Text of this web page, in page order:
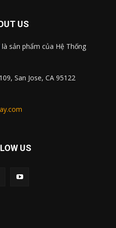
US
là sản phẩm của Hệ Thống
San Jose, CA 95122
US